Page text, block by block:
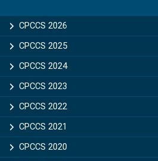
Sidebar
CPCCS 2026
CPCCS 2025
CPCCS 2024
CPCCS 2023
CPCCS 2022
CPCCS 2021
CPCCS 2020